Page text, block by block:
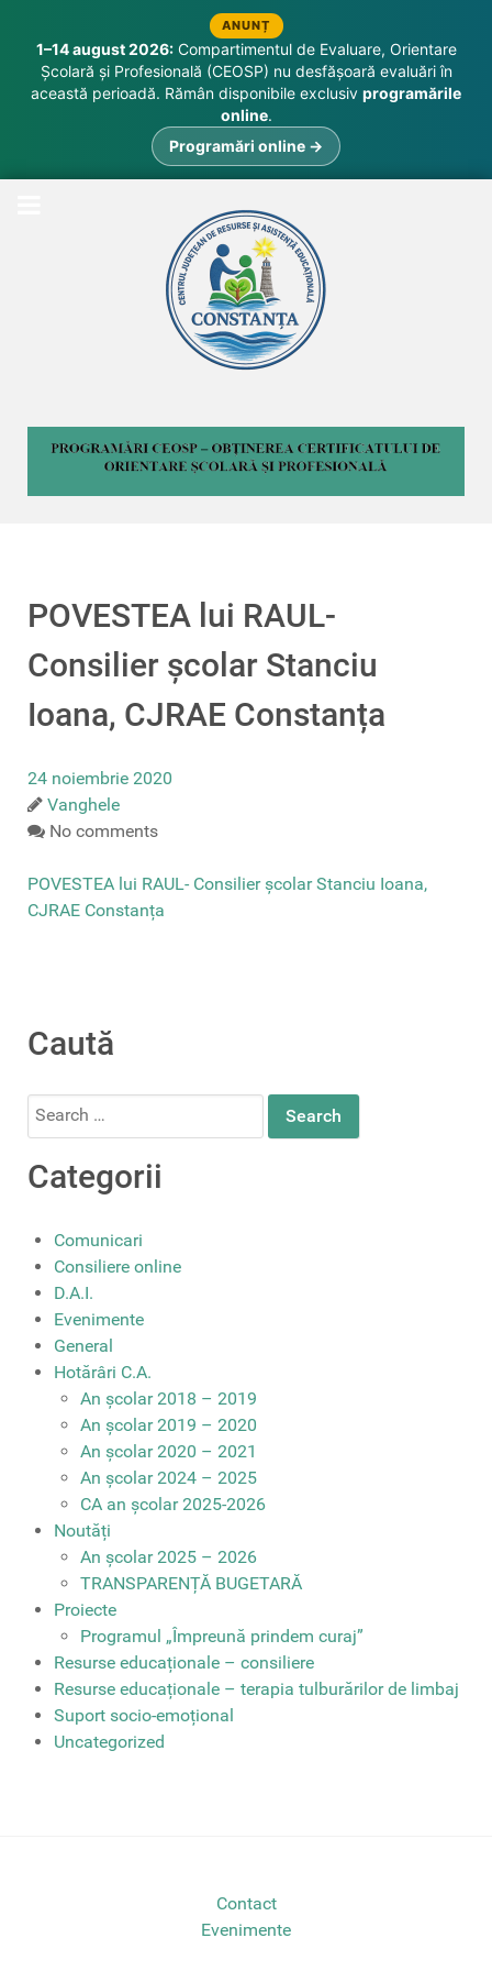
ANUNȚ
1–14 august 2026:Compartimentul de Evaluare, Orientare
Școlară și Profesională (CEOSP) nu desfășoară evaluări în
această perioadă. Rămân disponibile exclusiv programările
online.
Programări online →
POVESTEA lui RAUL-
Consilier școlar Stanciu
Ioana, CJRAE Constanța
24 noiembrie 2020
Vanghele
No comments
POVESTEA lui RAUL- Consilier școlar Stanciu Ioana,
CJRAE Constanța
Caută
Search
Categorii
Comunicari
Consiliere online
D.A.I.
Evenimente
General
Hotărâri C.A.
An școlar 2018 – 2019
An școlar 2019 – 2020
An școlar 2020 – 2021
An școlar 2024 – 2025
CA an școlar 2025-2026
Noutăți
An școlar 2025 – 2026
TRANSPARENȚĂ BUGETARĂ
Proiecte
Programul „Împreună prindem curaj”
Resurse educaționale – consiliere
Resurse educaționale – terapia tulburărilor de limbaj
Suport socio-emoțional
Uncategorized
Contact
Evenimente